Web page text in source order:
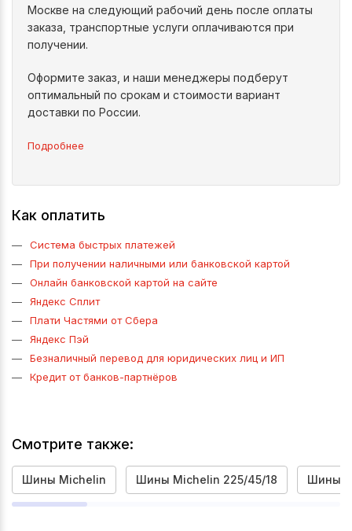
Москве на следующий рабочий день после оплаты
заказа, транспортные услуги оплачиваются при
получении.
Оформите заказ, и наши менеджеры подберут
оптимальный по срокам и стоимости вариант
доставки по России.
Подробнее
Как оплатить
Система быстрых платежей
При получении наличными или банковской картой
Онлайн банковской картой на сайте
Яндекс Сплит
Плати Частями от Сбера
Яндекс Пэй
Безналичный перевод для юридических лиц и ИП
Кредит от банков-партнёров
Смотрите также:
Шины Michelin Шины Michelin 225/45/18 Шины